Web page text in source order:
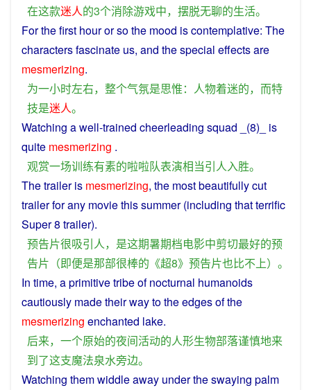
在这款迷人的3个消除游戏中， 摆脱无聊的生活。
Forthefirst hourorsothe mood iscontemplative: The
charactersfascinate us, and the special effects are
mesmerizing.
为一小时左右， 整个气氛是思惟： 人物着迷的， 而特
技是迷人。
Watching awell-trained cheerleading squad _(8)_ is
quite mesmerizing .
观赏一场训练有素的啦啦队表演相当引人入胜。
Thetrailer is mesmerizing, the mostbeautifullycut
trailerfor any moviethissummer(including thatterrific
Super8 trailer).
预告片很吸引人， 是这期暑期档电影中剪切最好的预
告片 （即便是那部很棒的 《超8》 预告片也比不上）。
In time, aprimitivetribeof nocturnal humanoids
cautiously made their waytothe edges of the
mesmerizing enchanted lake.
后来， 一个原始的夜间活动的人形生物部落谨慎地来
到了这支魔法泉水旁边。
Watching themwiddle away undertheswaying palm